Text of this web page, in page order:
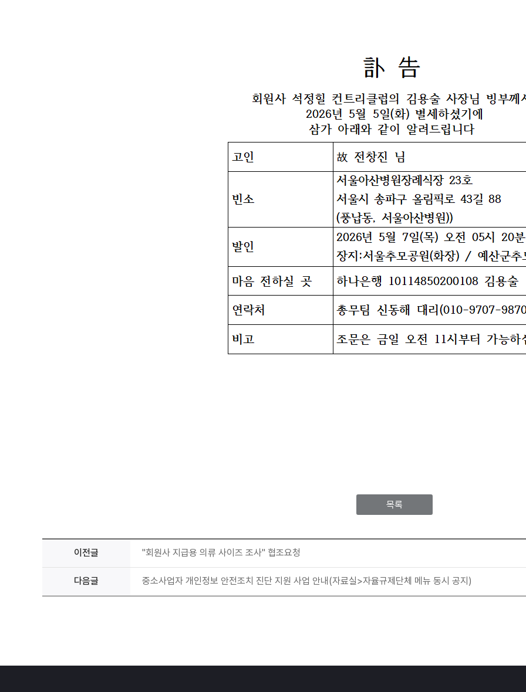
목록
이전글 "회원사 지급용 의류 사이즈 조사" 협조요청
다음글 중소사업자 개인정보 안전조치 진단 지원 사업 안내(자료실>자율규제단체 메뉴 동시 공지)